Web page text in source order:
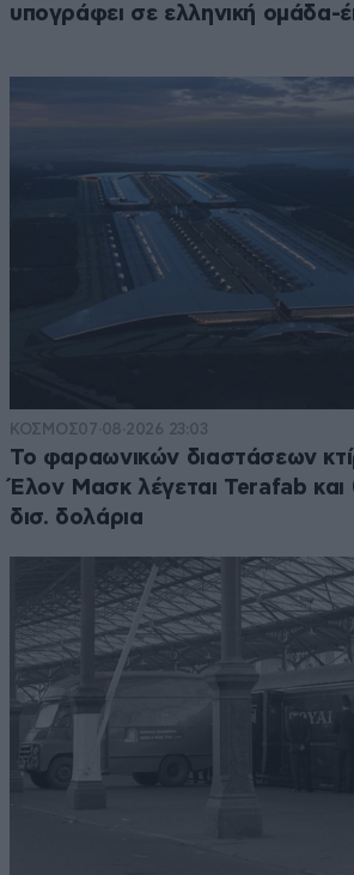
υπογράφει σε ελληνική ομάδα-
ΚΟΣΜΟΣ07·08·2026 23:03
Το φαραωνικών διαστάσεων
Έλον Μασκ λέγεται Terafab και
δισ. δολάρια